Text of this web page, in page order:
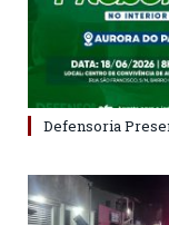
Defensoria